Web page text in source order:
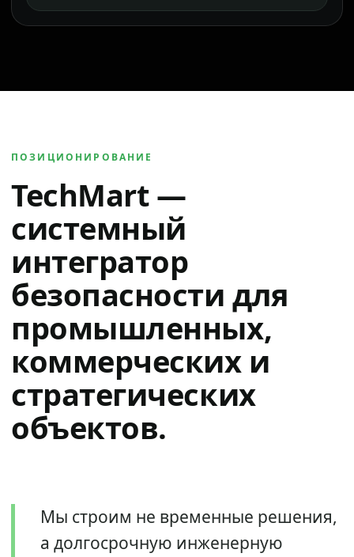
ПОЗИЦИОНИРОВАНИЕ
TechMart —
системный
интегратор
безопасности для
промышленных,
коммерческих и
стратегических
объектов.
Мы строим не временные решения,
а долгосрочную инженерную